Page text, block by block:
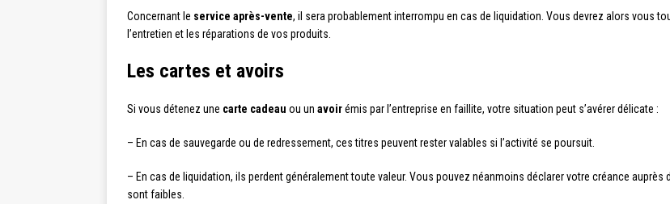
Concernant le service après-vente, il sera probablement interrompu en cas de liquidation. Vous devrez alors vous
l’entretien et les réparations de vos produits.
Les cartes et avoirs
Si vous détenez une carte cadeau ou un avoirémis par l’entreprise en faillite, votre situation peut s’avérer délicate :
– En cas de sauvegarde ou de redressement, ces titres peuvent rester valables si l’activité se poursuit.
– En cas de liquidation, ils perdent généralement toute valeur. Vous pouvez néanmoins déclarer votre créance
sont faibles.